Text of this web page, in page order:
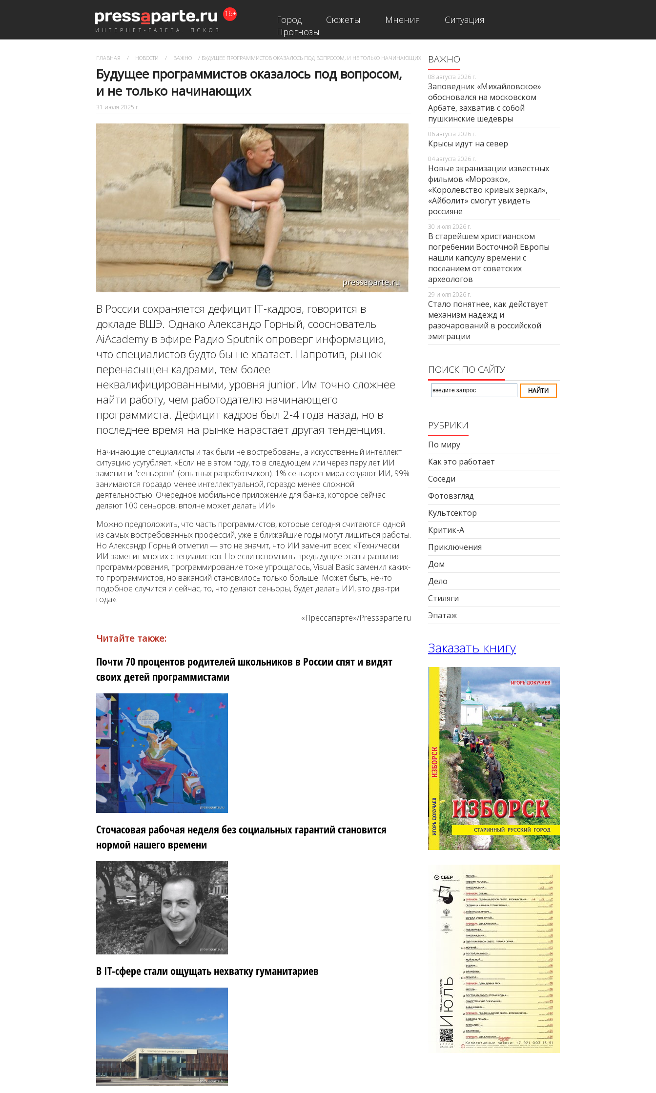
ИНТЕРНЕТ-ГАЗЕТА. ПСКОВ
16+
Город Сюжеты Мнения
Ситуация
Прогнозы
ГЛАВНАЯ / НОВОСТИ / ВАЖНО / БУДУЩЕЕ ПРОГРАММИСТОВ ОКАЗАЛОСЬ ПОД ВОПРОСОМ, И НЕ ТОЛЬКО НАЧИНАЮЩИХ
Будущее программистов оказалось под вопросом,
и не только начинающих
31 июля 2025 г.
В России сохраняется дефицит IT-кадров, говорится в
докладе ВШЭ. Однако Александр Горный, сооснователь
AiAcademy в эфире Радио Sputnik опроверг информацию,
что специалистов будто бы не хватает. Напротив, рынок
перенасыщен кадрами, тем более
неквалифицированными, уровня junior. Им точно сложнее
найти работу, чем работодателю начинающего
программиста. Дефицит кадров был 2-4 года назад, но в
последнее время на рынке нарастает другая тенденция.
Начинающие специалисты и так были не востребованы, а искусственный интеллект
ситуацию усугубляет. «Если не в этом году, то в следующем или через пару лет ИИ
заменит и "сеньоров" (опытных разработчиков). 1% сеньоров мира создают ИИ, 99%
занимаются гораздо менее интеллектуальной, гораздо менее сложной
деятельностью. Очередное мобильное приложение для банка, которое сейчас
делают 100 сеньоров, вполне может делать ИИ».
Можно предположить, что часть программистов, которые сегодня считаются одной
из самых востребованных профессий, уже в ближайшие годы могут лишиться работы.
Но Александр Горный отметил — это не значит, что ИИ заменит всех: «Технически
ИИ заменит многих специалистов. Но если вспомнить предыдущие этапы развития
программирования, программирование тоже упрощалось, Visual Basic заменил каких-
то программистов, но вакансий становилось только больше. Может быть, нечто
подобное случится и сейчас, то, что делают сеньоры, будет делать ИИ, это два-три
года».
«Прессапарте»/Pressaparte.ru
Читайте также:
Почти 70 процентов родителей школьников в России спят и видят
своих детей программистами
Сточасовая рабочая неделя без социальных гарантий становится
нормой нашего времени
В IT-сфере стали ощущать нехватку гуманитариев
ВАЖНО
08 августа 2026 г.
Заповедник «Михайловское»
обосновался на московском
Арбате, захватив с собой
пушкинские шедевры
06 августа 2026 г.
Крысы идут на север
04 августа 2026 г.
Новые экранизации известных
фильмов «Морозко»,
«Королевство кривых зеркал»,
«Айболит» смогут увидеть
россияне
30 июля 2026 г.
В старейшем христианском
погребении Восточной Европы
нашли капсулу времени с
посланием от советских
археологов
29 июля 2026 г.
Стало понятнее, как действует
механизм надежд и
разочарований в российской
эмиграции
ПОИСК ПО САЙТУ
РУБРИКИ
По миру
Как это работает
Соседи
Фотовзгляд
Культсектор
Критик-А
Приключения
Дом
Дело
Стиляги
Эпатаж
Заказать книгу